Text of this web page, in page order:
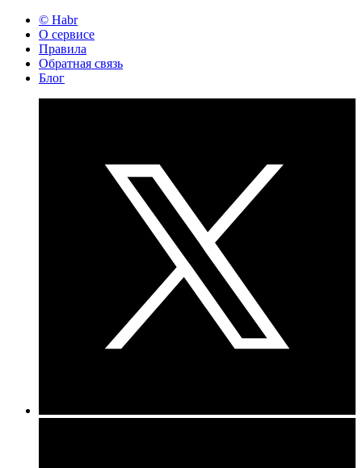
© Habr
О сервисе
Правила
Обратная связь
Блог